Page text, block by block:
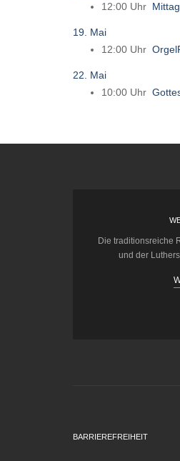
12:00 Uhr
19. Mai
12:00 Uhr
22. Mai
10:00 Uhr
Die traditionsreiche
und der
BARRIEREFREIHEIT